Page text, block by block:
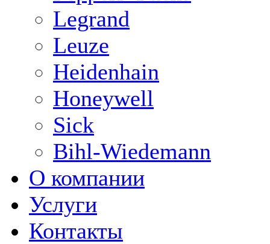
Legrand
Leuze
Heidenhain
Honeywell
Sick
Bihl-Wiedemann
О компании
Услуги
Контакты